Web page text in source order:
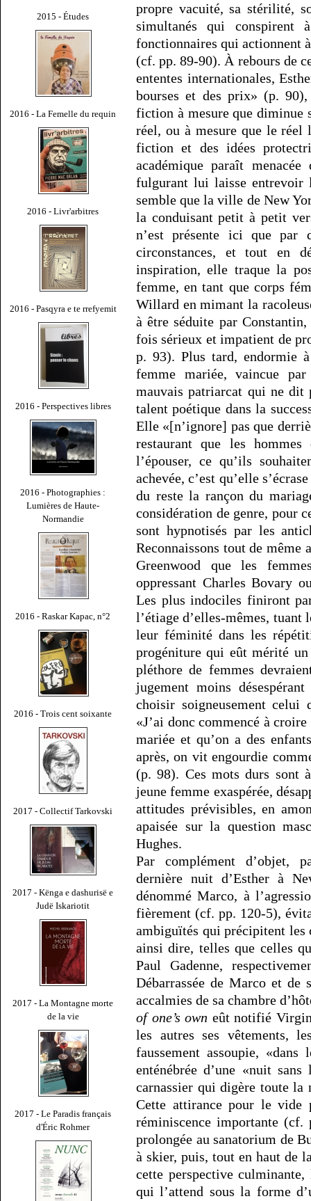
2015 - Études
2016 - La Femelle du requin
2016 - Livr'arbitres
2016 - Pasqyra e te rrefyemit
2016 - Perspectives libres
2016 - Photographies :
Lumières de Haute-
Normandie
2016 - Raskar Kapac, n°2
2016 - Trois cent soixante
2017 - Collectif Tarkovski
2017 - Kënga e dashurisë e
Judë Iskariotit
2017 - La Montagne morte
de la vie
2017 - Le Paradis français
d'Éric Rohmer
propre vacuité, sa stérilité,
simultanés qui
fonctionnaires qui actionnent
(cf. pp. 89-90). À rebours de
ententes internationales,
bourses et des prix» (p.
fiction à mesure que diminue
réel, ou à mesure que le réel
fiction et des idées
académique paraît
fulgurant lui laisse entrevoir
semble que la ville de New
la conduisant petit à petit
n’est présente ici que par
circonstances, et tout en
inspiration, elle traque la
femme, en tant que corps
Willard en mimant la
à être séduite par
fois sérieux et impatient de
p. 93). Plus tard, endormie
femme mariée, vaincue
mauvais patriarcat qui ne dit
talent poétique dans la
Elle «[n’ignore] pas que
restaurant que les
l’épouser, ce qu’ils
achevée, c’est qu’elle
du reste la rançon du
considération de genre, pour
sont hypnotisés par les
Reconnaissons tout de même
Greenwood que les
oppressant Charles Bovary
Les plus indociles finiront
l’étiage d’elles-mêmes,
leur féminité dans les
progéniture qui eût mérité
pléthore de femmes
jugement moins
choisir soigneusement
«J’ai donc commencé à
mariée et qu’on a des
après, on vit engourdie
(p. 98). Ces mots durs sont
jeune femme exaspérée,
attitudes prévisibles, en
apaisée sur la question
Hughes.
Par complément d’objet,
dernière nuit d’Esther à
dénommé Marco, à
fièrement (cf. pp. 120-5),
ambiguïtés qui précipitent
ainsi dire, telles que celles
Paul Gadenne,
Débarrassée de Marco et de
accalmies de sa chambre
of one’s own eût notifié
les autres ses vêtements,
faussement assoupie,
enténébrée d’une «nuit
carnassier qui digère toute la
Cette attirance pour le vide
réminiscence importante (cf.
prolongée au sanatorium de
à skier, puis, tout en haut de
cette perspective
qui l’attend sous la forme